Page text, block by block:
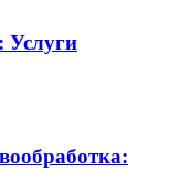
Услуги